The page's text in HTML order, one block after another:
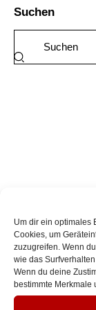
Um dir ein optimales
Cookies, um
zuzugreifen. Wenn
wie das
Wenn du deine
bestimmte Merkmale
Suchen